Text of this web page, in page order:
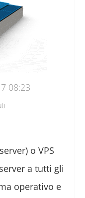
08:23
o VPS
a tutti gli
operativo e